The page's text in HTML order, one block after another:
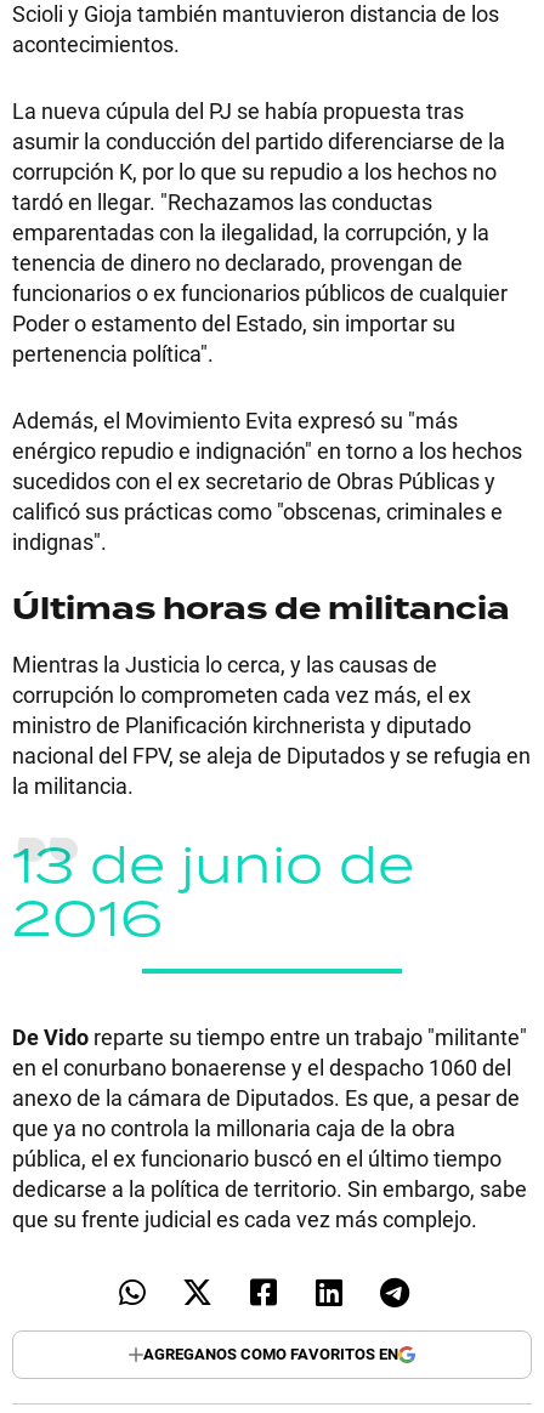
Scioli y Gioja también mantuvieron distancia de los
acontecimientos.
La nueva cúpula del PJ se había propuesta tras
asumir la conducción del partido diferenciarse de la
corrupción K, por lo que su repudio a los hechos no
tardó en llegar. "Rechazamos las conductas
emparentadas con la ilegalidad, la corrupción, y la
tenencia de dinero no declarado, provengan de
funcionarios o ex funcionarios públicos de cualquier
Poder o estamento del Estado, sin importar su
pertenencia política".
Además, el Movimiento Evita expresó su "más
enérgico repudio e indignación" en torno a los hechos
sucedidos con el ex secretario de Obras Públicas y
calificó sus prácticas como "obscenas, criminales e
indignas".
Últimas horas de militancia
Mientras la Justicia lo cerca, y las causas de
corrupción lo comprometen cada vez más, el ex
ministro de Planificación kirchnerista y diputado
nacional del FPV, se aleja de Diputados y se refugia en
la militancia.
13 de junio de
2016
De Vido reparte su tiempo entre un trabajo "militante"
en el conurbano bonaerense y el despacho 1060 del
anexo de la cámara de Diputados. Es que, a pesar de
que ya no controla la millonaria caja de la obra
pública, el ex funcionario buscó en el último tiempo
dedicarse a la política de territorio. Sin embargo, sabe
que su frente judicial es cada vez más complejo.
AGREGANOS COMO FAVORITOS EN